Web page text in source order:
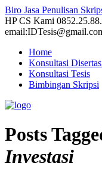
Biro Jasa Penulisan
HP CS Kami
Home
Konsultasi
Konsultasi Tesis
Bimbingan Skripsi
Posts
Investasi